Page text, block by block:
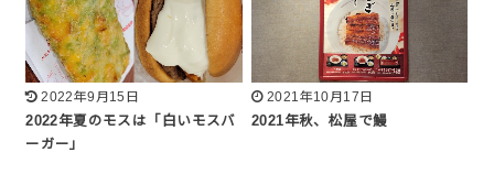
2022年9月15日
2022年夏のモスは「白いモスバ
ーガー」
2021年10月17日
2021年秋、松屋で鰻